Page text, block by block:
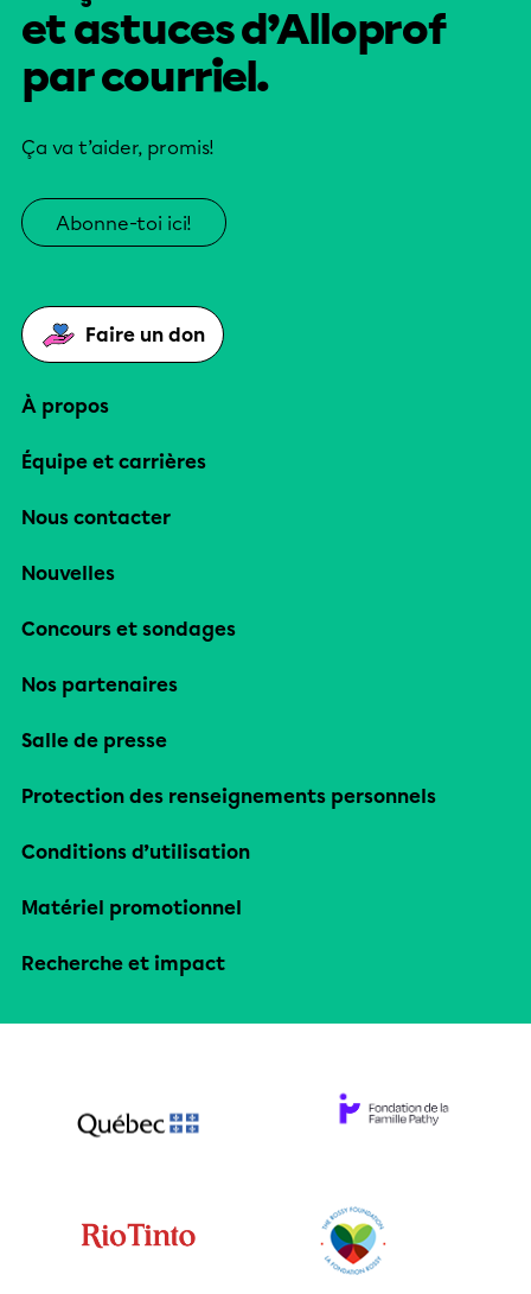
et astuces d’Alloprof
par courriel.
Ça va t’aider, promis!
Abonne-toi ici!
Faire un don
À propos
Équipe et carrières
Nous contacter
Nouvelles
Concours et sondages
Nos partenaires
Salle de presse
Protection des renseignements personnels
Conditions d’utilisation
Matériel promotionnel
Recherche et impact